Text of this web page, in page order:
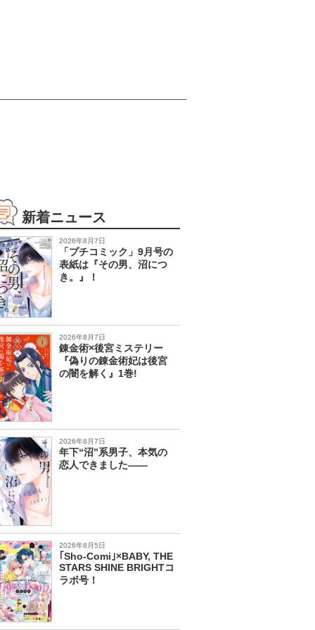
新着ニュース
2026年8月7日
「プチコミック」9月号の
表紙は『その男、沼につ
き。』！
2026年8月7日
錬金術×後宮ミステリー
『偽りの錬金術妃は後宮
の闇を解く』1巻!
2026年8月7日
年下“沼”系男子、本気の
恋人できました――
2026年8月5日
｢Sho-Comi｣×BABY, THE
STARS SHINE BRIGHTコ
ラボ号！